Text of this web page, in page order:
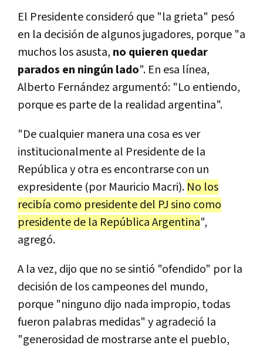
El Presidente consideró que "la grieta" pesó
en la decisión de algunos jugadores, porque "a
muchos los asusta, no quieren quedar
parados en ningún lado". En esa línea,
Alberto Fernández argumentó: "Lo entiendo,
porque es parte de la realidad argentina".
"De cualquier manera una cosa es ver
institucionalmente al Presidente de la
República y otra es encontrarse con un
expresidente (por Mauricio Macri). No los
recibía como presidente del PJ sino como
presidente de la República Argentina",
agregó.
A la vez, dijo que no se sintió "ofendido" por la
decisión de los campeones del mundo,
porque "ninguno dijo nada impropio, todas
fueron palabras medidas" y agradeció la
"generosidad de mostrarse ante el pueblo,